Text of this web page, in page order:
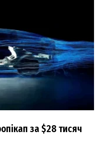
за $28 тисяч